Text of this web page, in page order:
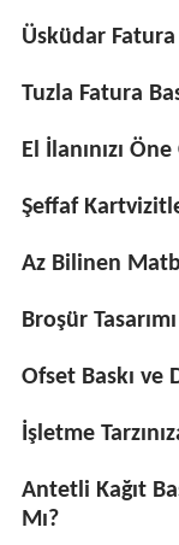
Üsküdar Fatura
Tuzla Fatura
El İlanınızı
Şeffaf
Az Bilinen
Broşür
Ofset Baskı ve
İşletme
Antetli Kağıt
Mı?